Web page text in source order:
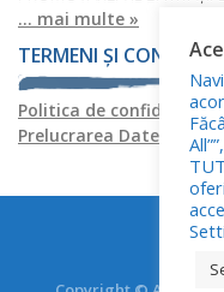
... mai multe »
TERMENI ȘI CONDIȚII
Politica de
Prelucrarea Datelor cu